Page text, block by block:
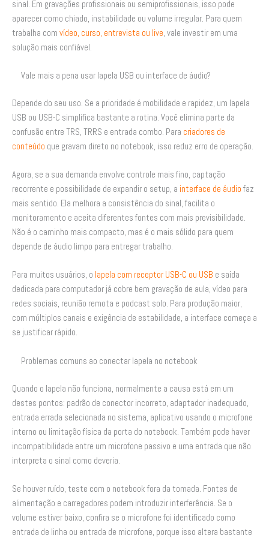
sinal. Em gravações profissionais ou semiprofissionais, isso pode
aparecer como chiado, instabilidade ou volume irregular. Para quem
trabalha com vídeo, curso, entrevista ou live , vale investir em uma
solução mais confiável.
Vale mais a pena usar lapela USB ou interface de áudio?
Depende do seu uso. Se a prioridade é mobilidade e rapidez, um lapela
USB ou USB-C simplifica bastante a rotina. Você elimina parte da
confusão entre TRS, TRRS e entrada combo. Para criadores de
conteúdo que gravam direto no notebook, isso reduz erro de operação.
Agora, se a sua demanda envolve controle mais fino, captação
recorrente e possibilidade de expandir o setup, a interface de áudiofaz
mais sentido. Ela melhora a consistência do sinal, facilita o
monitoramento e aceita diferentes fontes com mais previsibilidade.
Não é o caminho mais compacto, mas é o mais sólido para quem
depende de áudio limpo para entregar trabalho.
Para muitos usuários, o lapela com receptor USB-C ou USB e saída
dedicada para computador já cobre bem gravação de aula, vídeo para
redes sociais, reunião remota e podcast solo. Para produção maior,
com múltiplos canais e exigência de estabilidade, a interface começa a
se justificar rápido.
Problemas comuns ao conectar lapela no notebook
Quando o lapela não funciona, normalmente a causa está em um
destes pontos: padrão de conector incorreto, adaptador inadequado,
entrada errada selecionada no sistema, aplicativo usando o microfone
interno ou limitação física da porta do notebook. Também pode haver
incompatibilidade entre um microfone passivo e uma entrada que não
interpreta o sinal como deveria.
Se houver ruído, teste com o notebook fora da tomada. Fontes de
alimentação e carregadores podem introduzir interferência. Se o
volume estiver baixo, confira se o microfone foi identificado como
entrada de linha ou entrada de microfone, porque isso altera bastante